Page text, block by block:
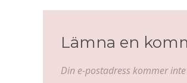
Lämna en
Din e-postadress kommer